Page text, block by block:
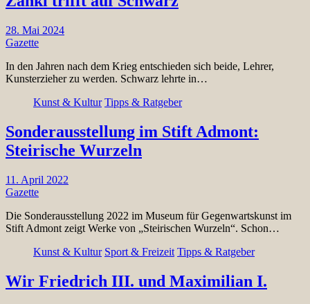
28. Mai 2024
Gazette
In den Jahren nach dem Krieg entschieden sich beide, Lehrer,
Kunsterzieher zu werden. Schwarz lehrte in…
Kunst & Kultur Tipps & Ratgeber
Sonderausstellung im Stift Admont:
Steirische Wurzeln
11. April 2022
Gazette
Die Sonderausstellung 2022 im Museum für Gegenwartskunst im
Stift Admont zeigt Werke von „Steirischen Wurzeln“. Schon…
Kunst & Kultur Sport & Freizeit Tipps & Ratgeber
Wir Friedrich III. und Maximilian I.